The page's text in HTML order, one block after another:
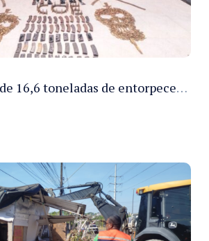
PMAM apreende 16,6 toneladas de entorpecentes e registra aumento nas prisões em flagrante e nas capturas de foragidos no primeiro semestre de 2026